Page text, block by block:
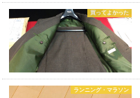
買ってよかった
ランニング・マラソン